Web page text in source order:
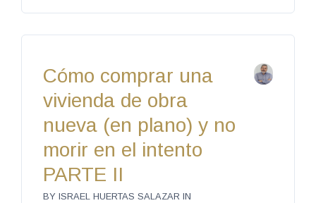
Cómo comprar una
vivienda de obra
nueva (en plano) y no
morir en el intento
PARTE II
BY ISRAEL HUERTAS SALAZAR IN